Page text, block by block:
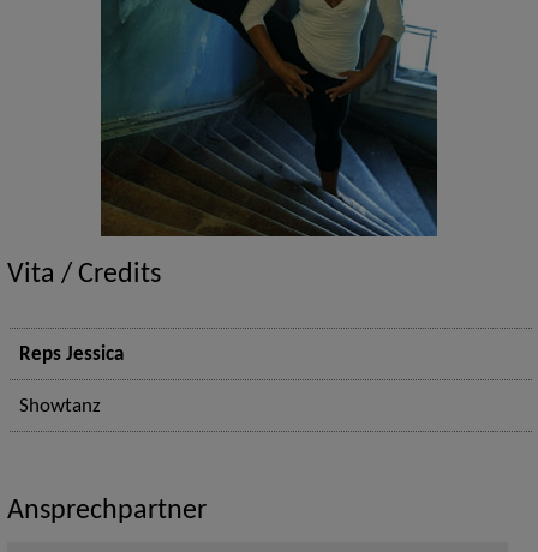
Vita / Credits
Reps Jessica
Showtanz
Ansprechpartner